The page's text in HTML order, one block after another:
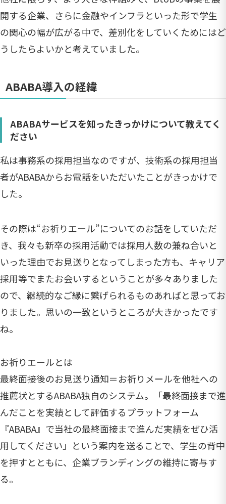
開する企業、さらに金融やインフラといった形で学生
の関心の幅が広がる中で、差別化をしていくためにはど
うしたらよいかと考えていました。
ABABA導入の経緯
ABABAサービスを知ったきっかけについて教えてく
ださい
私は事務系の採用担当なのですが、技術系の採用担当
者がABABAからお電話をいただいたことがきっかけで
した。
その際は“お祈りエール”についてのお話をしていただ
き、我々も新卒の採用活動では採用人数の兼ね合いと
いった理由でお見送りとなってしまった方も、キャリア
採用等でまたお会いするということが多々ありました
ので、継続的なご縁に繋げられるものあればと思ってお
りました。思いの一致というところが大きかったです
ね。
お祈りエールとは
最終面接後のお見送り通知＝お祈りメールを他社への
推薦状とするABABA独自のシステム。「最終面接まで進
んだことを実績として評価するプラットフォーム
『ABABA』で当社の最終面接まで進んだ実績をぜひ活
用してください」という案内を送ることで、学生の背中
を押すとともに、企業ブランディングの維持に寄与す
る。